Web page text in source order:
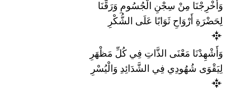
وَأَخْرِجْنَا مِنْ سِجْنِ الْجُسُومِ وَرَقِّنَا
لِحَضْرَةِ أَرْوَاحِ ثَوَابًا عَلَى الشُّكْرِ
وَأَشْهِدْنَا مَعْنَى الذَّاتِ فِي كُلِّ مَظْهَرِ
لِيَقْوَى شُهُودِي فِي الشَّدَائِدِ وَالْيُسْرِ